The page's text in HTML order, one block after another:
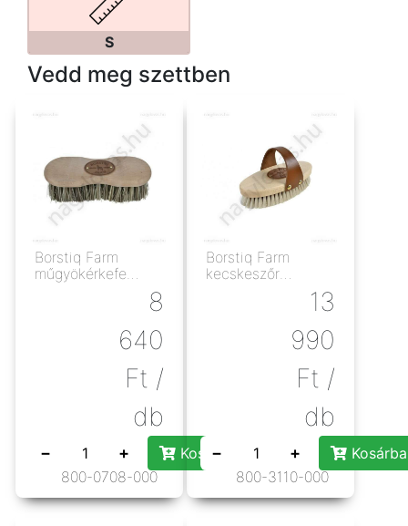
S
Vedd meg szettben
Borstiq Farm
műgyökérkefe
8
640
Ft /
db
− +
Kosárba rakás
800-0708-000
Borstiq Farm
kecskeszőr
13
990
Ft /
db
− +
800-3110-000